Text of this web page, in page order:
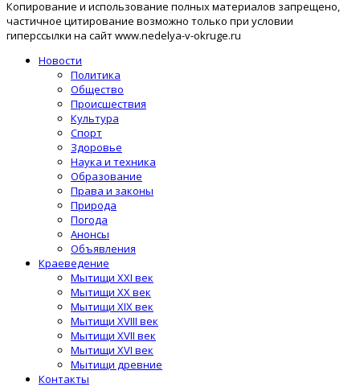
Копирование и использование полных материалов запрещено,
частичное цитирование возможно только при условии
гиперссылки на сайт www.nedelya-v-okruge.ru
Новости
Политика
Общество
Происшествия
Культура
Спорт
Здоровье
Наука и техника
Образование
Права и законы
Природа
Погода
Анонсы
Объявления
Краеведение
Мытищи XXI век
Мытищи XX век
Мытищи XIX век
Мытищи XVIII век
Мытищи XVII век
Мытищи XVI век
Мытищи древние
Контакты